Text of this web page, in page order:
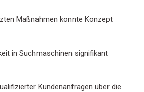
Maßnahmen konnte Konzept
in Suchmaschinen signifikant
Kundenanfragen über die